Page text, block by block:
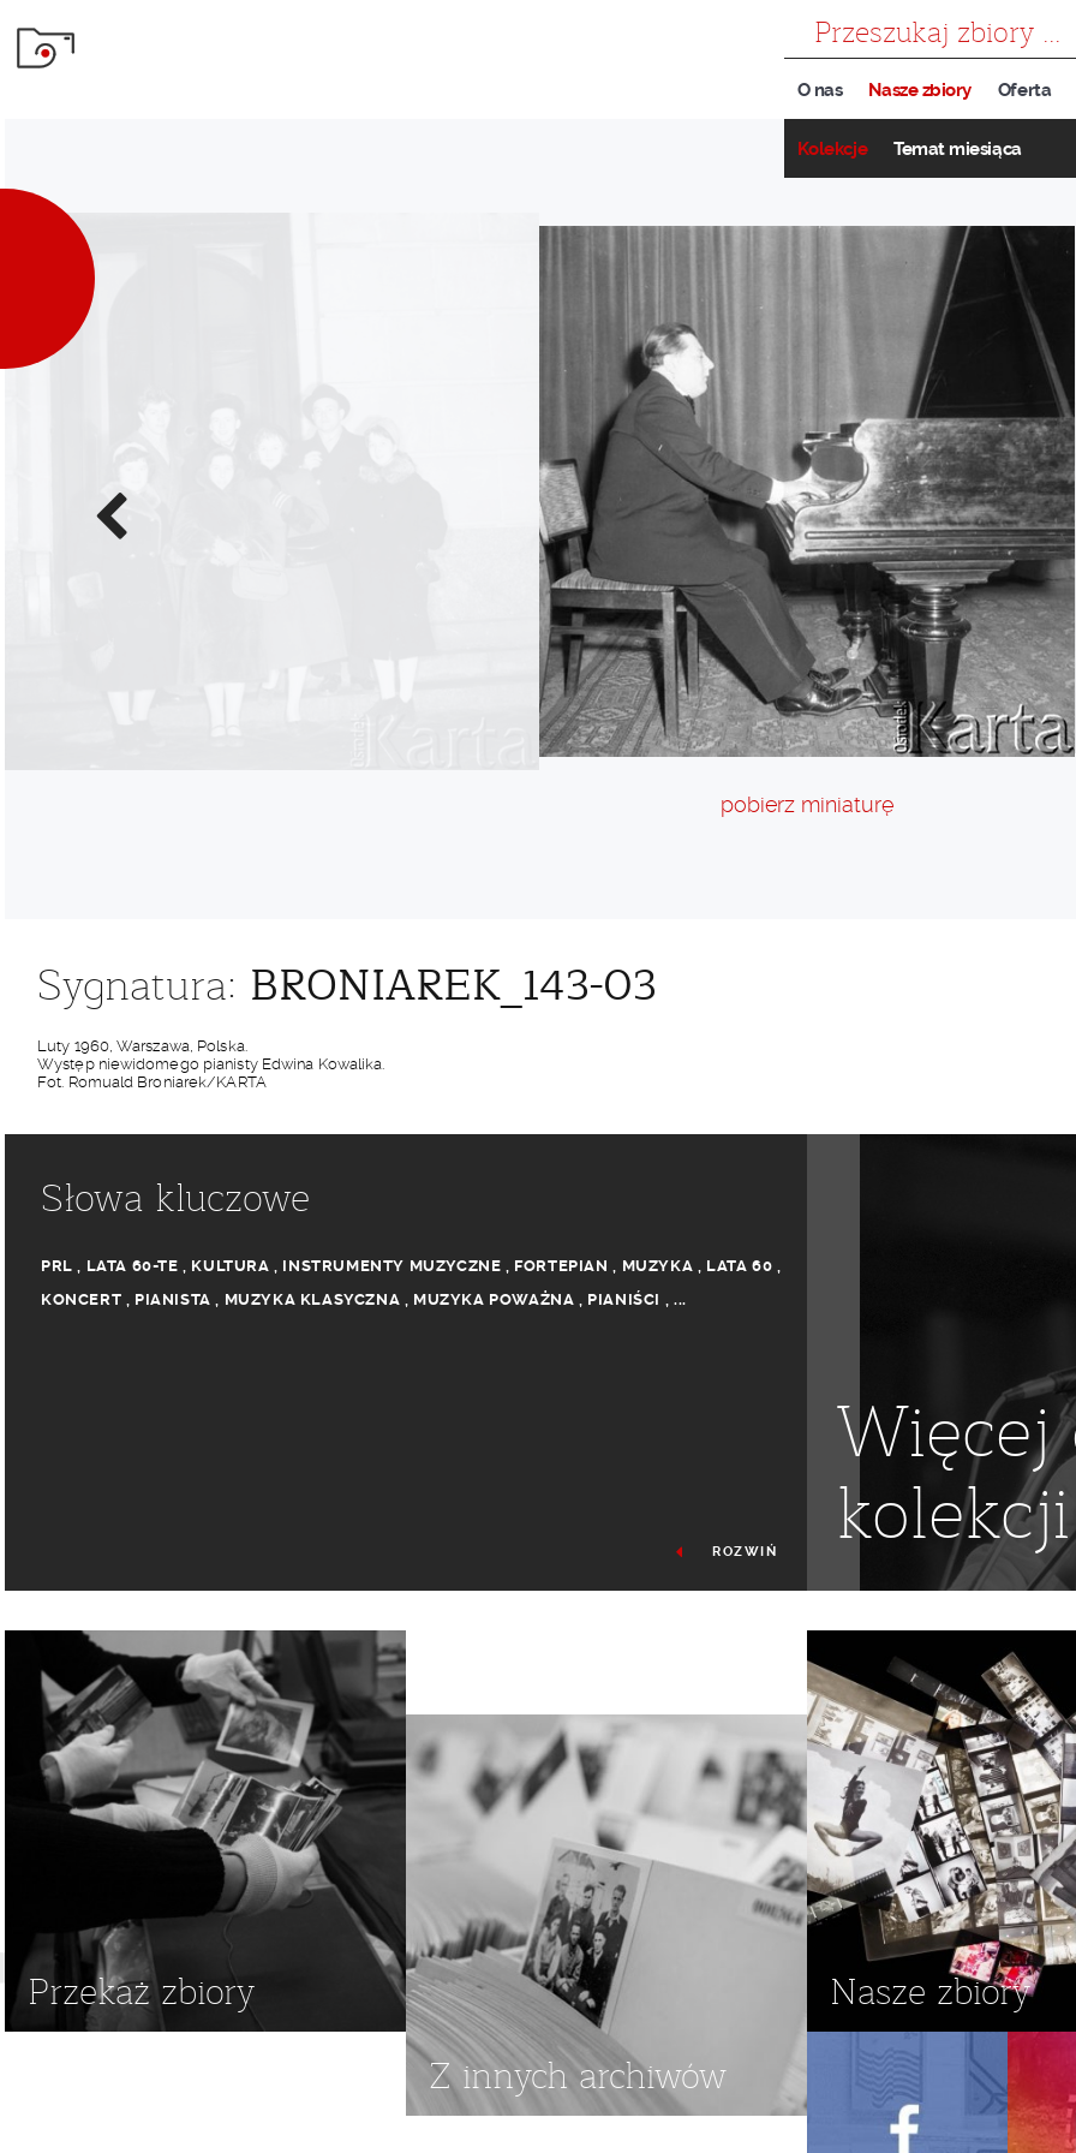
O nas Nasze zbiory
Kolekcje Temat miesiąca
Oferta
Poprzednie
zdjęcie
pobierz miniaturę
Sygnatura: BRONIAREK_143-03
Luty 1960, Warszawa, Polska.
Występ niewidomego pianisty Edwina Kowalika.
Fot. Romuald Broniarek/KARTA
Słowa kluczowe
PRL , LATA 60-TE , KULTURA , INSTRUMENTY MUZYCZNE , FORTEPIAN , MUZYKA , LATA 60 ,
KONCERT , PIANISTA , MUZYKA KLASYCZNA , MUZYKA POWAŻNA , PIANIŚCI , ...
NIEPEŁNOSPRAWNY ,NIEPEŁNOSPRAWNI ,NIEWIDOMI
ROZWIŃ
Więcej
kolekcji
Przekaż zbiory
Z innych archiwów
Nasze zbiory